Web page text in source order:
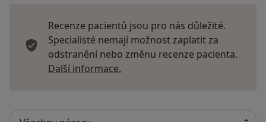
Recenze pacientů jsou pro nás důležité.
Specialisté nemají možnost zaplatit za
odstranění nebo změnu recenze pacienta.
Další informace.